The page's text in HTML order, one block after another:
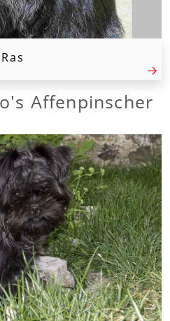
Ras
Affenpinscher